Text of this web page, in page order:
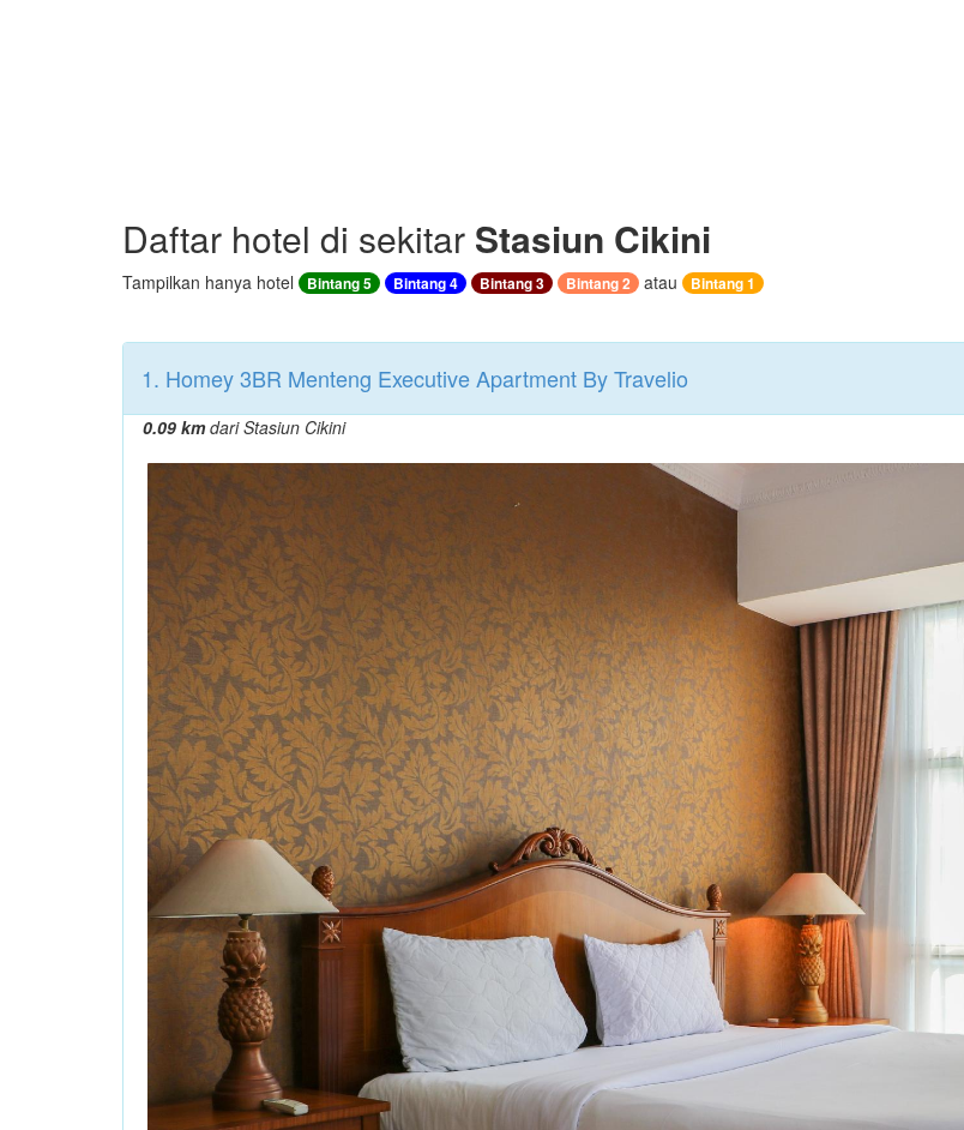
Daftar hotel di sekitar Stasiun Cikini
Tampilkan hanya hotel Bintang 5 Bintang 4 Bintang 3 Bintang 2 atau Bintang 1
1. Homey 3BR Menteng Executive Apartment By Travelio
0.09 kmdari Stasiun Cikini